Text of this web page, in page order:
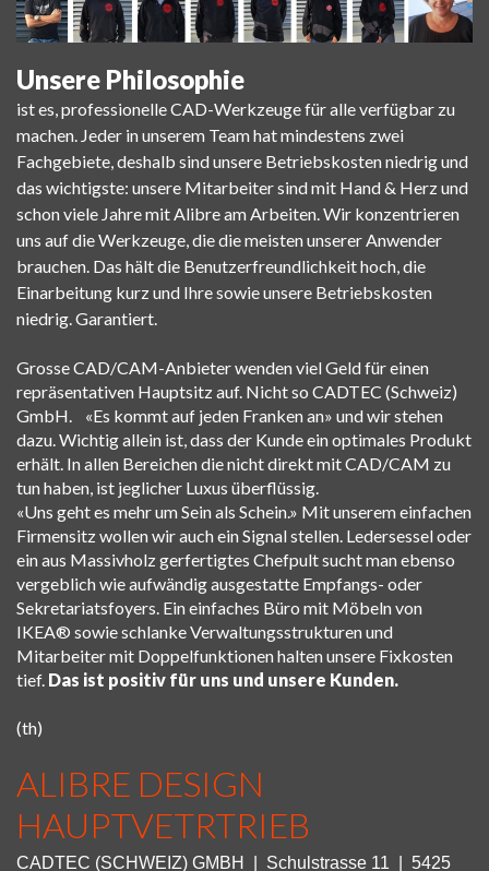
Unsere Philosophie
ist es, professionelle CAD-Werkzeuge für alle verfügbar zu
machen. Jeder in unserem Team hat mindestens zwei
Fachgebiete, deshalb sind unsere Betriebskosten niedrig und
das wichtigste: unsere Mitarbeiter sind mit Hand & Herz und
schon viele Jahre mit Alibre am Arbeiten. Wir konzentrieren
uns auf die Werkzeuge, die die meisten unserer Anwender
brauchen. Das hält die Benutzerfreundlichkeit hoch, die
Einarbeitung kurz und Ihre sowie unsere Betriebskosten
niedrig. Garantiert.
Grosse CAD/CAM-Anbieter wenden viel Geld für einen
repräsentativen Hauptsitz auf. Nicht so CADTEC (Schweiz)
GmbH. «Es kommt auf jeden Franken an» und wir stehen
dazu. Wichtig allein ist, dass der Kunde ein optimales Produkt
erhält. In allen Bereichen die nicht direkt mit CAD/CAM zu
tun haben, ist jeglicher Luxus überflüssig.
«Uns geht es mehr um Sein als Schein.» Mit unserem einfachen
Firmensitz wollen wir auch ein Signal stellen. Ledersessel oder
ein aus Massivholz gerfertigtes Chefpult sucht man ebenso
vergeblich wie aufwändig ausgestatte Empfangs- oder
Sekretariatsfoyers. Ein einfaches Büro mit Möbeln von
IKEA® sowie schlanke Verwaltungsstrukturen und
Mitarbeiter mit Doppelfunktionen halten unsere Fixkosten
tief. Das ist positiv für uns und unsere Kunden.
(th)
ALIBRE DESIGN
HAUPTVETRTRIEB
CADTEC (SCHWEIZ) GMBH | Schulstrasse 11 | 5425